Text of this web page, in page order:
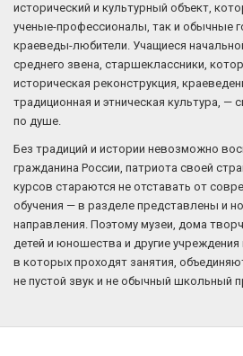
исторический и культурный объект,
ученые-профессионалы, так и обычные
краеведы-любители. Учащиеся
среднего звена, старшеклассники,
историческая реконструкция,
традиционная и этническая культура, —
по душе.
Без традиций и истории невозможно
гражданина России, патриота своей
курсов стараются не отставать от
обучения — в разделе представлены и
направления. Поэтому музеи, дома
детей и юношества и другие
в которых проходят занятия,
не пустой звук и не обычный школьный